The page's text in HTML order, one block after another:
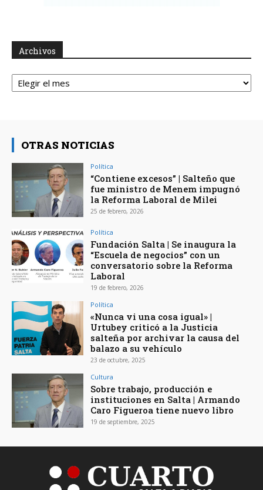
Archivos
Archivos
OTRAS NOTICIAS
Política
“Contiene excesos” | Salteño que
fue ministro de Menem impugnó
la Reforma Laboral de Milei
25 de febrero, 2026
Política
Fundación Salta | Se inaugura la
“Escuela de negocios” con un
conversatorio sobre la Reforma
Laboral
19 de febrero, 2026
Política
«Nunca vi una cosa igual» |
Urtubey criticó a la Justicia
salteña por archivar la causa del
balazo a su vehículo
23 de octubre, 2025
Cultura
Sobre trabajo, producción e
instituciones en Salta | Armando
Caro Figueroa tiene nuevo libro
19 de septiembre, 2025